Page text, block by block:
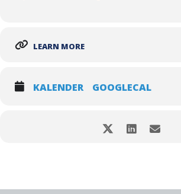
LEARN MORE
KALENDER GOOGLECAL